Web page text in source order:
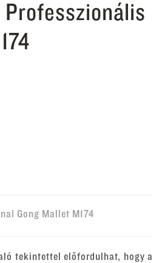
Professzionális
Gong Mallet M174
tekintettel előfordulhat, hogy a